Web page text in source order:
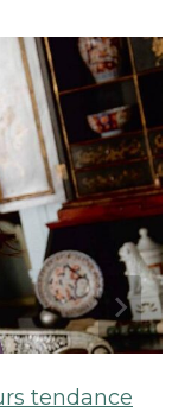
tendance